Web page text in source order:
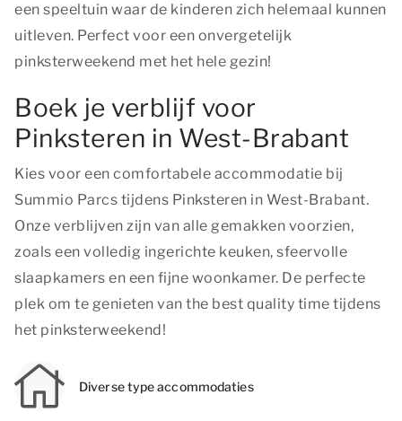
een speeltuin waar de kinderen zich helemaal kunnen
uitleven. Perfect voor een onvergetelijk
pinksterweekend met het hele gezin!
Boek je verblijf voor
Pinksteren in West-Brabant
Kies voor een comfortabele accommodatie bij
Summio Parcs tijdens Pinksteren in West-Brabant.
Onze verblijven zijn van alle gemakken voorzien,
zoals een volledig ingerichte keuken, sfeervolle
slaapkamers en een fijne woonkamer. De perfecte
plek om te genieten van the best quality time tijdens
het pinksterweekend!
Diverse type accommodaties